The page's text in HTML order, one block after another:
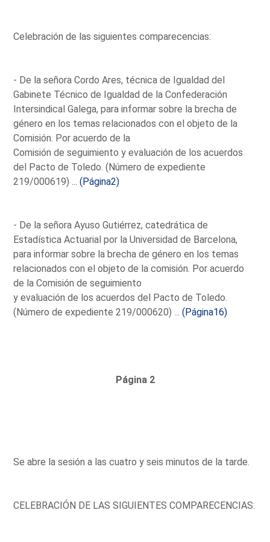
Celebración de las siguientes comparecencias:
- De la señora Cordo Ares, técnica de Igualdad del
Gabinete Técnico de Igualdad de la Confederación
Intersindical Galega, para informar sobre la brecha de
género en los temas relacionados con el objeto de la
Comisión. Por acuerdo de la
Comisión de seguimiento y evaluación de los acuerdos
del Pacto de Toledo. (Número de expediente
219/000619) ...(Página2)
- De la señora Ayuso Gutiérrez, catedrática de
Estadística Actuarial por la Universidad de Barcelona,
para informar sobre la brecha de género en los temas
relacionados con el objeto de la comisión. Por acuerdo
de la Comisión de seguimiento
y evaluación de los acuerdos del Pacto de Toledo.
(Número de expediente 219/000620) ...(Página16)
Página 2
Se abre la sesión a las cuatro y seis minutos de la tarde.
CELEBRACIÓN DE LAS SIGUIENTES COMPARECENCIAS: